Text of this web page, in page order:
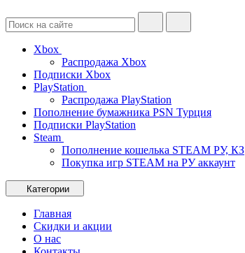
Xbox
Распродажа Xbox
Подписки Xbox
PlayStation
Распродажа PlayStation
Пополнение бумажника PSN Турция
Подписки PlayStation
Steam
Пополнение кошелька STEAM РУ, КЗ
Покупка игр STEAM на РУ аккаунт
Категории
Главная
Скидки и акции
О нас